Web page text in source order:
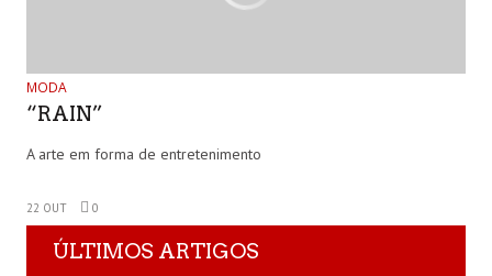
MODA
“RAIN”
A arte em forma de entretenimento
22 OUT 0
ÚLTIMOS ARTIGOS